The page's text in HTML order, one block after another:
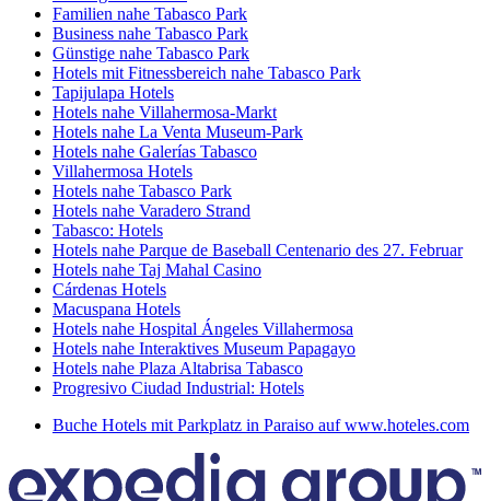
Familien nahe Tabasco Park
Business nahe Tabasco Park
Günstige nahe Tabasco Park
Hotels mit Fitnessbereich nahe Tabasco Park
Tapijulapa Hotels
Hotels nahe Villahermosa-Markt
Hotels nahe La Venta Museum-Park
Hotels nahe Galerías Tabasco
Villahermosa Hotels
Hotels nahe Tabasco Park
Hotels nahe Varadero Strand
Tabasco: Hotels
Hotels nahe Parque de Baseball Centenario des 27. Februar
Hotels nahe Taj Mahal Casino
Cárdenas Hotels
Macuspana Hotels
Hotels nahe Hospital Ángeles Villahermosa
Hotels nahe Interaktives Museum Papagayo
Hotels nahe Plaza Altabrisa Tabasco
Progresivo Ciudad Industrial: Hotels
Buche Hotels mit Parkplatz in Paraiso auf www.hoteles.com